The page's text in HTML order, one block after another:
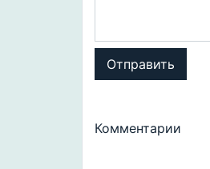
Отправить
Комментарии